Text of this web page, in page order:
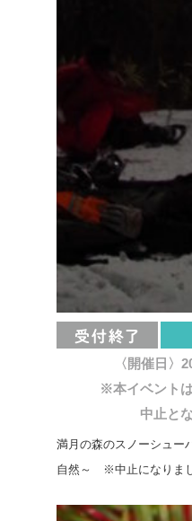
〈開催日〉
※本イベント
中止と
満月の森のスノーシュー
自然～ ※中止になりま